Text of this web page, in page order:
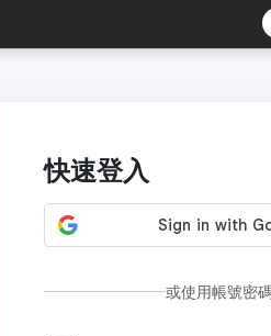
快速登入
或使用帳號密